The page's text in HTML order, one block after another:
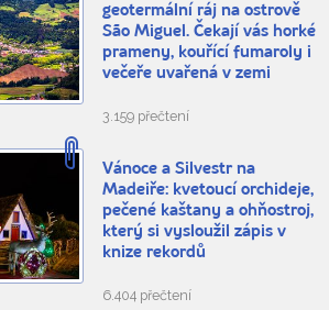
geotermální ráj na ostrově
São Miguel. Čekají vás horké
prameny, kouřící fumaroly i
večeře uvařená v zemi
3.159 přečtení
Vánoce a Silvestr na
Madeiře: kvetoucí orchideje,
pečené kaštany a ohňostroj,
který si vysloužil zápis v
knize rekordů
6.404 přečtení